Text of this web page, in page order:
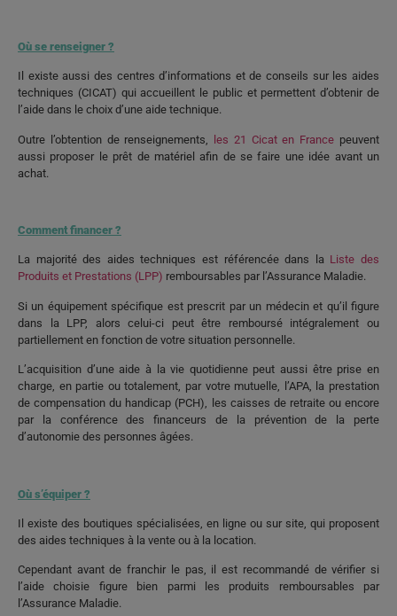
Où se renseigner ?
Il existe aussi des centres d’informations et de conseils sur les aides
techniques (CICAT) qui accueillent le public et permettent d’obtenir de
l’aide dans le choix d’une aide technique.
Outre l’obtention de renseignements, les 21 Cicat en France peuvent
aussi proposer le prêt de matériel afin de se faire une idée avant un
achat.
Comment financer ?
La majorité des aides techniques est référencée dans la Liste des
Produits et Prestations (LPP) remboursables par l’Assurance Maladie.
Si un équipement spécifique est prescrit par un médecin et qu’il figure
dans la LPP, alors celui-ci peut être remboursé intégralement ou
partiellement en fonction de votre situation personnelle.
L’acquisition d’une aide à la vie quotidienne peut aussi être prise en
charge, en partie ou totalement, par votre mutuelle, l’APA, la prestation
de compensation du handicap (PCH), les caisses de retraite ou encore
par la conférence des financeurs de la prévention de la perte
d’autonomie des personnes âgées.
Où s’équiper ?
Il existe des boutiques spécialisées, en ligne ou sur site, qui proposent
des aides techniques à la vente ou à la location.
Cependant avant de franchir le pas, il est recommandé de vérifier si
l’aide choisie figure bien parmi les produits remboursables par
l’Assurance Maladie.